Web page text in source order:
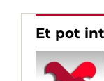
Et pot